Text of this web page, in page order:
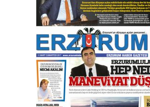
Kenan GÜLERCİ
Murat Şahsuvaroğlu ERKON’da
çıtayı yukarı taşırken,
yönetimdekiler aşağı
çekmemeli!
17 Şubat 2026 SalıOrhan BOZKURT
Bir fotoğraf, bir şehir, bir
gazeteci… Dizginler kimin
elinde?
31 Mart 2026 Salı
A. Berhan Yılmaz